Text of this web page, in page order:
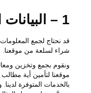
1 – البيانات التي نجمعها:
قد نحتاج لجمع
شراء لسلعة من موقعنا.
ونقوم بجمع وتخزين
موقعنا لتأمين أية
بالخدمات المتوفرة